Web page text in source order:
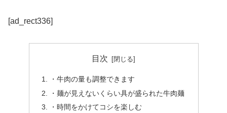
[ad_rect336]
目次
・牛肉の量も調整できます
・麺が見えないくらい具が盛られた牛肉麺
・時間をかけてコシを楽しむ